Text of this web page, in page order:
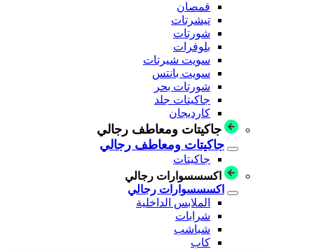
قمصان
تيشرتات
شورتات
بلوفرات
سويت شيرتات
سويت بانتس
شورتات بحر
جاكيتات جلد
كارديجان
جاكيتات ومعاطف رجالي
جاكيتات ومعاطف رجالي
جاكيتات
اكسسسوارات رجالي
اكسسسوارات رجالي
الملابس الداخلية
شرابات
شباشب
كاب